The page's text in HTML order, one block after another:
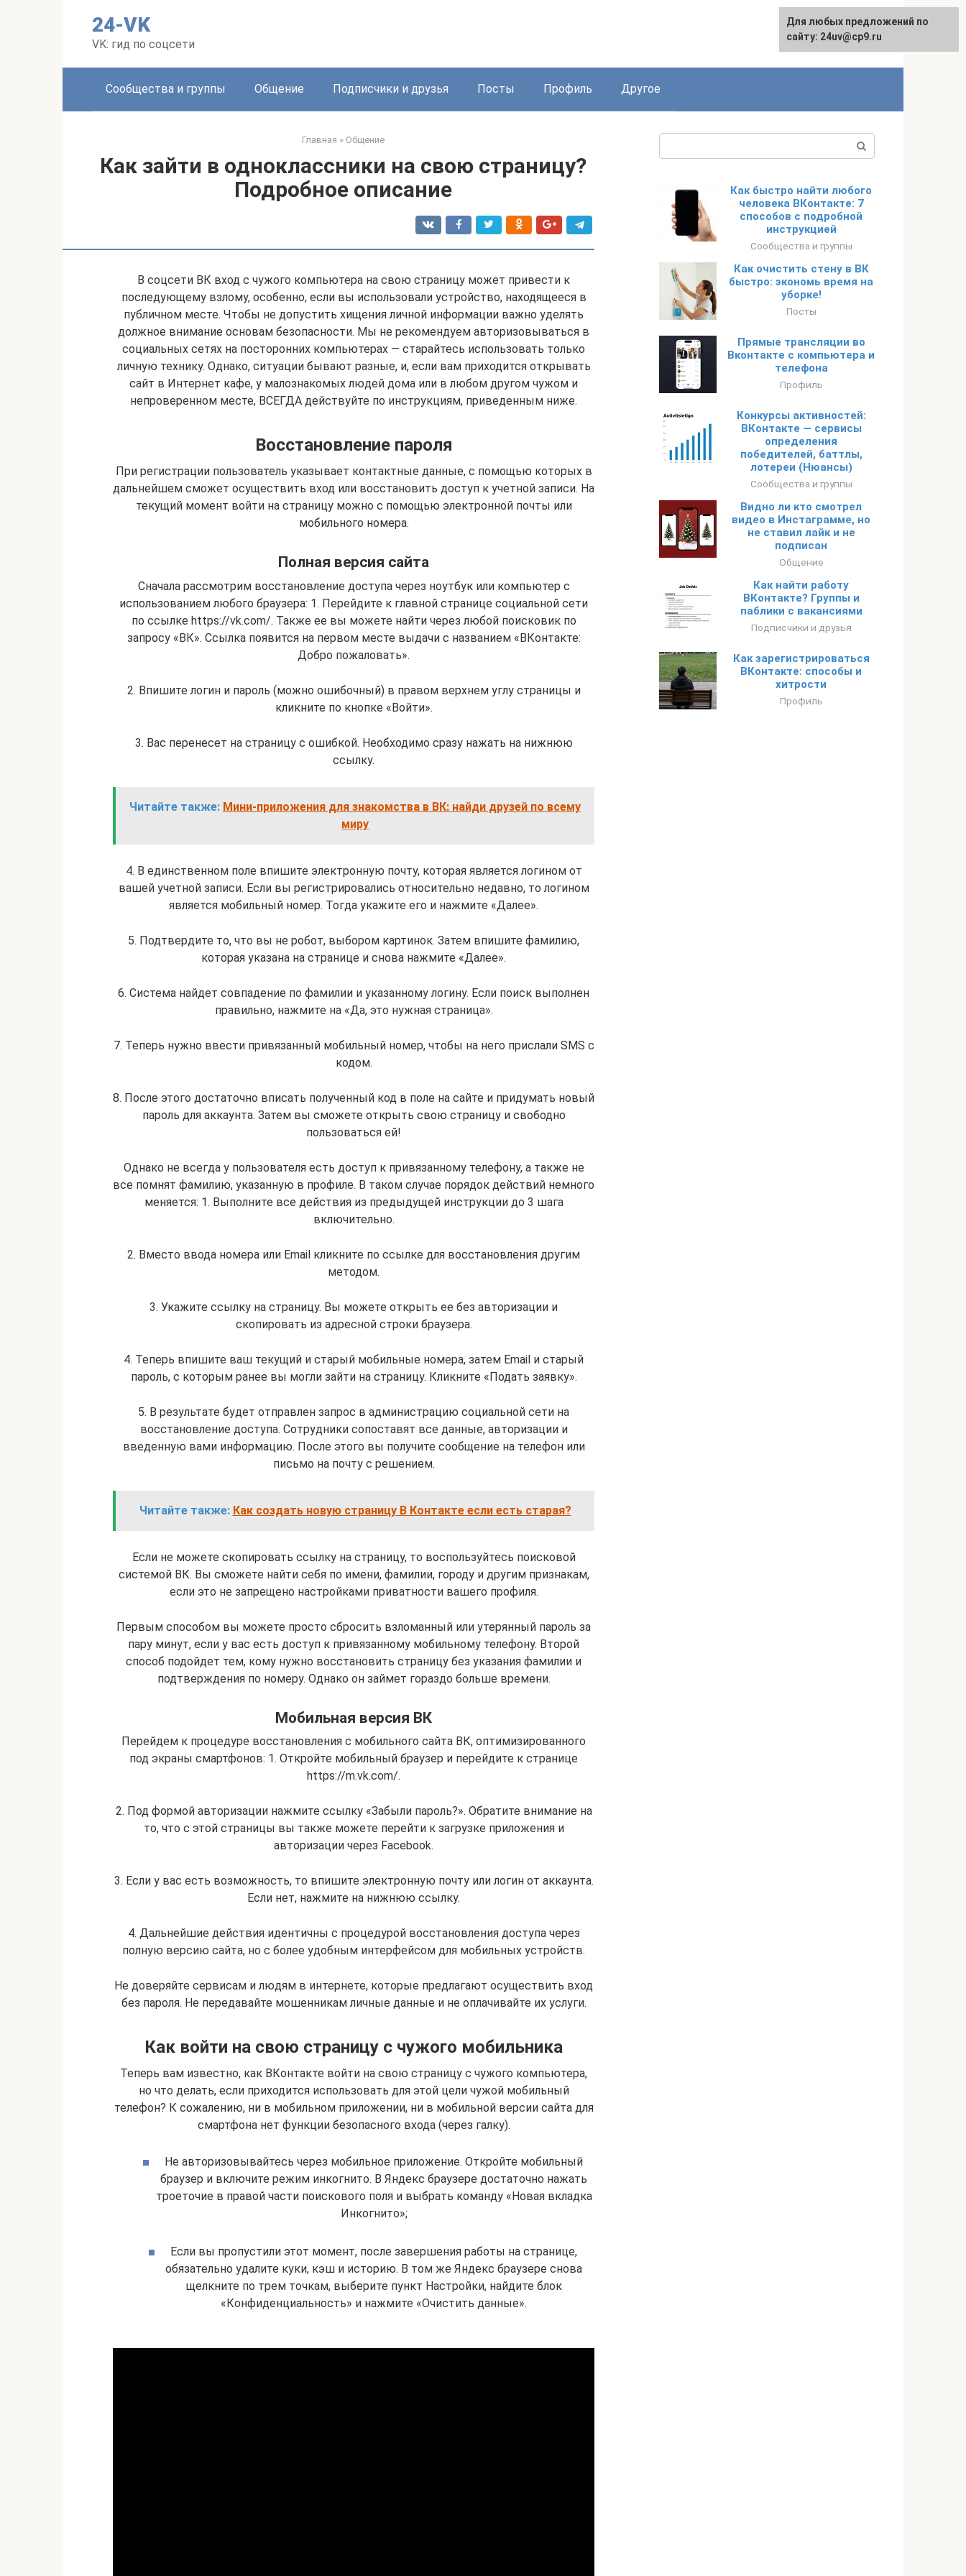
24-VK
VK: гид по соцсети
Сообщества и группы Общение Подписчики и друзья Посты Профиль Другое
Главная » Общение
Как зайти в одноклассники на свою страницу?
Подробное описание
В соцсети ВК вход с чужого компьютера на свою страницу может привести к
последующему взлому, особенно, если вы использовали устройство, находящееся в
публичном месте. Чтобы не допустить хищения личной информации важно уделять
должное внимание основам безопасности. Мы не рекомендуем авторизовываться в
социальных сетях на посторонних компьютерах — старайтесь использовать только
личную технику. Однако, ситуации бывают разные, и, если вам приходится открывать
сайт в Интернет кафе, у малознакомых людей дома или в любом другом чужом и
непроверенном месте, ВСЕГДА действуйте по инструкциям, приведенным ниже.
Восстановление пароля
При регистрации пользователь указывает контактные данные, с помощью которых в
дальнейшем сможет осуществить вход или восстановить доступ к учетной записи. На
текущий момент войти на страницу можно с помощью электронной почты или
мобильного номера.
Полная версия сайта
Сначала рассмотрим восстановление доступа через ноутбук или компьютер с
использованием любого браузера: 1. Перейдите к главной странице социальной сети
по ссылке https://vk.com/. Также ее вы можете найти через любой поисковик по
запросу «ВК». Ссылка появится на первом месте выдачи с названием «ВКонтакте:
Добро пожаловать».
2. Впишите логин и пароль (можно ошибочный) в правом верхнем углу страницы и
кликните по кнопке «Войти».
3. Вас перенесет на страницу с ошибкой. Необходимо сразу нажать на нижнюю
ссылку.
Читайте также: Мини-приложения для знакомства в ВК: найди друзей по всему
миру
4. В единственном поле впишите электронную почту, которая является логином от
вашей учетной записи. Если вы регистрировались относительно недавно, то логином
является мобильный номер. Тогда укажите его и нажмите «Далее».
5. Подтвердите то, что вы не робот, выбором картинок. Затем впишите фамилию,
которая указана на странице и снова нажмите «Далее».
6. Система найдет совпадение по фамилии и указанному логину. Если поиск выполнен
правильно, нажмите на «Да, это нужная страница».
7. Теперь нужно ввести привязанный мобильный номер, чтобы на него прислали SMS с
кодом.
8. После этого достаточно вписать полученный код в поле на сайте и придумать новый
пароль для аккаунта. Затем вы сможете открыть свою страницу и свободно
пользоваться ей!
Однако не всегда у пользователя есть доступ к привязанному телефону, а также не
все помнят фамилию, указанную в профиле. В таком случае порядок действий немного
меняется: 1. Выполните все действия из предыдущей инструкции до 3 шага
включительно.
2. Вместо ввода номера или Email кликните по ссылке для восстановления другим
методом.
3. Укажите ссылку на страницу. Вы можете открыть ее без авторизации и
скопировать из адресной строки браузера.
4. Теперь впишите ваш текущий и старый мобильные номера, затем Email и старый
пароль, с которым ранее вы могли зайти на страницу. Кликните «Подать заявку».
5. В результате будет отправлен запрос в администрацию социальной сети на
восстановление доступа. Сотрудники сопоставят все данные, авторизации и
введенную вами информацию. После этого вы получите сообщение на телефон или
письмо на почту с решением.
Читайте также: Как создать новую страницу В Контакте если есть старая?
Если не можете скопировать ссылку на страницу, то воспользуйтесь поисковой
системой ВК. Вы сможете найти себя по имени, фамилии, городу и другим признакам,
если это не запрещено настройками приватности вашего профиля.
Первым способом вы можете просто сбросить взломанный или утерянный пароль за
пару минут, если у вас есть доступ к привязанному мобильному телефону. Второй
способ подойдет тем, кому нужно восстановить страницу без указания фамилии и
подтверждения по номеру. Однако он займет гораздо больше времени.
Мобильная версия ВК
Перейдем к процедуре восстановления с мобильного сайта ВК, оптимизированного
под экраны смартфонов: 1. Откройте мобильный браузер и перейдите к странице
https://m.vk.com/.
2. Под формой авторизации нажмите ссылку «Забыли пароль?». Обратите внимание на
то, что с этой страницы вы также можете перейти к загрузке приложения и
авторизации через Facebook.
3. Если у вас есть возможность, то впишите электронную почту или логин от аккаунта.
Если нет, нажмите на нижнюю ссылку.
4. Дальнейшие действия идентичны с процедурой восстановления доступа через
полную версию сайта, но с более удобным интерфейсом для мобильных устройств.
Не доверяйте сервисам и людям в интернете, которые предлагают осуществить вход
без пароля. Не передавайте мошенникам личные данные и не оплачивайте их услуги.
Как войти на свою страницу с чужого мобильника
Теперь вам известно, как ВКонтакте войти на свою страницу с чужого компьютера,
но что делать, если приходится использовать для этой цели чужой мобильный
телефон? К сожалению, ни в мобильном приложении, ни в мобильной версии сайта для
смартфона нет функции безопасного входа (через галку).
Не авторизовывайтесь через мобильное приложение. Откройте мобильный
браузер и включите режим инкогнито. В Яндекс браузере достаточно нажать
троеточие в правой части поискового поля и выбрать команду «Новая вкладка
Инкогнито»;
Если вы пропустили этот момент, после завершения работы на странице,
обязательно удалите куки, кэш и историю. В том же Яндекс браузере снова
щелкните по трем точкам, выберите пункт Настройки, найдите блок
«Конфиденциальность» и нажмите «Очистить данные».
Как быстро найти любого
человека ВКонтакте: 7
способов с подробной
инструкцией
Сообщества и группы
Как очистить стену в ВК
быстро: экономь время на
уборке!
Посты
Прямые трансляции во
Вконтакте с компьютера и
телефона
Профиль
Конкурсы активностей:
ВКонтакте — сервисы
определения
победителей, баттлы,
лотереи (Нюансы)
Сообщества и группы
Видно ли кто смотрел
видео в Инстаграмме, но
не ставил лайк и не
подписан
Общение
Как найти работу
ВКонтакте? Группы и
паблики с вакансиями
Подписчики и друзья
Как зарегистрироваться
ВКонтакте: способы и
хитрости
Профиль
Для любых предложений по
сайту: 24uv@cp9.ru